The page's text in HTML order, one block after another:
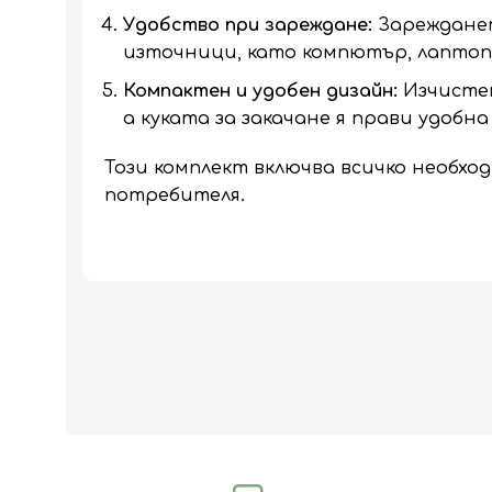
Удобство при зареждане:
източници, като компютър, лаптоп
Компактен и удобен дизайн:
а куката за закачане я прави
Този комплект включва всичко
потребителя.